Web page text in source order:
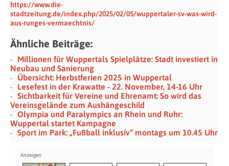
https://www.die-
stadtzeitung.de/index.php/2025/02/05/wuppertaler-sv-was-wird-
aus-runges-vermaechtnis/
Ähnliche Beiträge:
Millionen für Wuppertals Spielplätze: Stadt investiert in
Neubau und Sanierung
Übersicht: Herbstferien 2025 in Wuppertal
Lesefest in der Krawatte - 22. November, 14-16 Uhr
Sichtbarkeit für Vereine und Ehrenamt: So wird das
Vereinsgelände zum Aushängeschild
Olympia und Paralympics an Rhein und Ruhr:
Wuppertal startet Kampagne
Sport im Park: „Fußball inklusiv“ montags um 10.45 Uhr